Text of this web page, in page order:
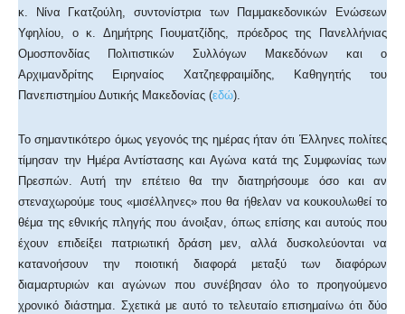
κ. Νίνα Γκατζούλη, συντονίστρια των Παμμακεδονικών Ενώσεων
Υφηλίου, ο κ. Δημήτρης Γιουματζίδης, πρόεδρος της Πανελλήνιας
Ομοσπονδίας Πολιτιστικών Συλλόγων Μακεδόνων και ο
Αρχιμανδρίτης Ειρηναίος Χατζηεφραιμίδης, Καθηγητής του
Πανεπιστημίου Δυτικής Μακεδονίας (εδώ).
Το σημαντικότερο όμως γεγονός της ημέρας ήταν ότι Έλληνες πολίτες
τίμησαν την Ημέρα Αντίστασης και Αγώνα κατά της Συμφωνίας των
Πρεσπών. Αυτή την επέτειο θα την διατηρήσουμε όσο και αν
στεναχωρούμε τους «μισέλληνες» που θα ήθελαν να κουκουλωθεί το
θέμα της εθνικής πληγής που άνοιξαν, όπως επίσης και αυτούς που
έχουν επιδείξει πατριωτική δράση μεν, αλλά δυσκολεύονται να
κατανοήσουν την ποιοτική διαφορά μεταξύ των διαφόρων
διαμαρτυριών και αγώνων που συνέβησαν όλο το προηγούμενο
χρονικό διάστημα. Σχετικά με αυτό το τελευταίο επισημαίνω ότι δύο